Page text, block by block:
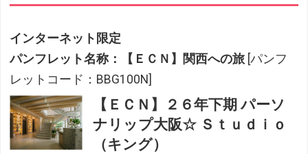
インターネット限定
パンフレット名称：【ＥＣＮ】関西への旅 [パンフ
レットコード：BBG100N]
【ＥＣＮ】２６年下期 パーソ
ナリップ大阪☆ Ｓｔｕｄｉｏ
（キング）